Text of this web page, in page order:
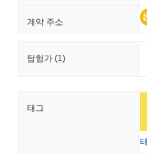
지난 7일 동안 Russian
을 기록한 전체 암호화폐
계약 주소
탐험가 (1)
태그